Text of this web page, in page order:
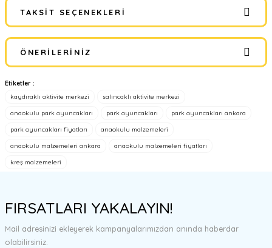
Bu ürüne ilk yorumu siz yapın!
Yorum Yaz
TAKSIT SEÇENEKLERI
ÖNERILERINIZ
Bu ürünün fiyat bilgisi, resim, ürün açıklamalarında ve diğer
konularda yetersiz gördüğünüz noktaları öneri formunu kullanarak
tarafımıza iletebilirsiniz.
Ürün fiyatı diğer sitelerden daha pahalı.
Etiketler :
kaydıraklı aktivite merkezi
salıncaklı aktivite merkezi
anaokulu park oyuncakları park oyuncakları park oyuncakları ankara
park oyuncakları fiyatları anaokulu malzemeleri
anaokulu malzemeleri ankara anaokulu malzemeleri fiyatları
kreş malzemeleri
FIRSATLARI YAKALAYIN!
Mail adresinizi ekleyerek kampanyalarımızdan anında haberdar
olabilirsiniz.